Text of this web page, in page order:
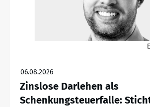
06.08.2026
Zinslose Darlehen als
Schenkungsteuerfalle: